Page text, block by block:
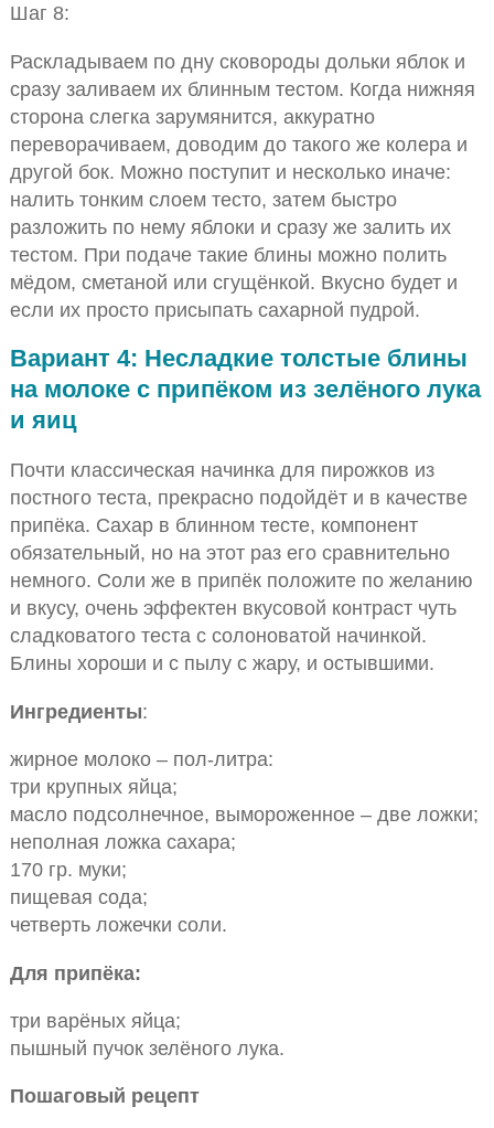
Шаг 8:
Раскладываем по дну сковороды дольки яблок и
сразу заливаем их блинным тестом. Когда нижняя
сторона слегка зарумянится, аккуратно
переворачиваем, доводим до такого же колера и
другой бок. Можно поступит и несколько иначе:
налить тонким слоем тесто, затем быстро
разложить по нему яблоки и сразу же залить их
тестом. При подаче такие блины можно полить
мёдом, сметаной или сгущёнкой. Вкусно будет и
если их просто присыпать сахарной пудрой.
Вариант 4: Несладкие толстые блины
на молоке с припёком из зелёного лука
и яиц
Почти классическая начинка для пирожков из
постного теста, прекрасно подойдёт и в качестве
припёка. Сахар в блинном тесте, компонент
обязательный, но на этот раз его сравнительно
немного. Соли же в припёк положите по желанию
и вкусу, очень эффектен вкусовой контраст чуть
сладковатого теста с солоноватой начинкой.
Блины хороши и с пылу с жару, и остывшими.
Ингредиенты:
жирное молоко – пол-литра:
три крупных яйца;
масло подсолнечное, вымороженное – две ложки;
неполная ложка сахара;
170 гр. муки;
пищевая сода;
четверть ложечки соли.
Для припёка:
три варёных яйца;
пышный пучок зелёного лука.
Пошаговый рецепт